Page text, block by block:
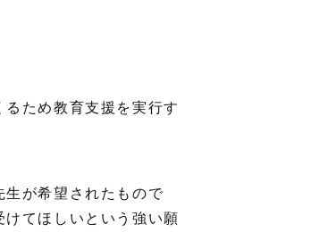
ため教育支援を実行す
生が希望されたもので
てほしいという強い願